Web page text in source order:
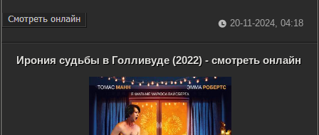
20-11-2024, 04:18
Ирония судьбы в Голливуде (2022) - смотреть онлайн